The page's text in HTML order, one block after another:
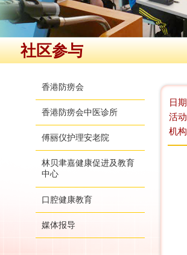
社区参与
香港防痨会
香港防痨会中医诊所
傅丽仪护理安老院
林贝聿嘉健康促进及教育
中心
口腔健康教育
媒体报导
日期
活动
机构